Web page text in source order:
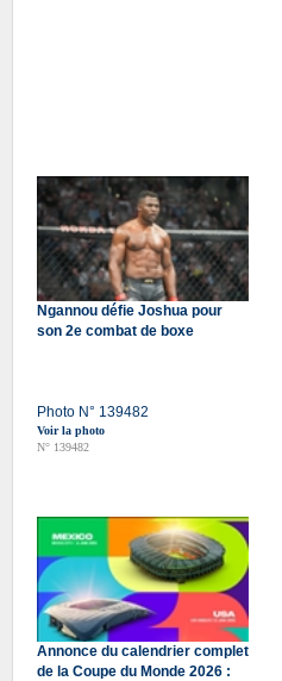
Ngannou défie Joshua pour
son 2e combat de boxe
Photo N° 139482
Voir la photo
N° 139482
Annonce du calendrier complet
de la Coupe du Monde 2026 :